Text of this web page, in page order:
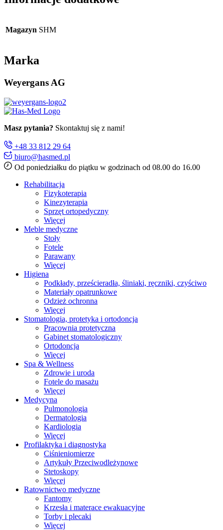
Magazyn SHM
Marka
Weyergans AG
Masz pytania? Skontaktuj się z nami!
+48 33 812 29 64
biuro@hasmed.pl
Od poniedziałku do piątku w godzinach od 08.00 do 16.00
Rehabilitacja
Fizykoterapia
Kinezyterapia
Sprzęt ortopedyczny
Więcej
Meble medyczne
Stoły
Fotele
Parawany
Więcej
Higiena
Podkłady, prześcieradła, śliniaki, ręczniki, czyściwo
Materiały opatrunkowe
Odzież ochronna
Więcej
Stomatologia, protetyka i ortodoncja
Pracownia protetyczna
Gabinet stomatologiczny
Ortodoncja
Więcej
Spa & Wellness
Zdrowie i uroda
Fotele do masażu
Więcej
Medycyna
Pulmonologia
Dermatologia
Kardiologia
Więcej
Profilaktyka i diagnostyka
Ciśnieniomierze
Artykuły Przeciwodleżynowe
Stetoskopy
Więcej
Ratownictwo medyczne
Fantomy
Krzesła i materace ewakuacyjne
Torby i plecaki
Więcej